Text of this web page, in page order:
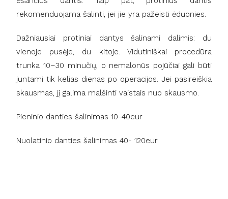
rekomenduojama šalinti, jei jie yra pažeisti ėduonies.
Dažniausiai protiniai dantys šalinami dalimis: du
vienoje pusėje, du kitoje. Vidutiniškai procedūra
trunka 10–30 minučių, o nemalonūs pojūčiai gali būti
juntami tik kelias dienas po operacijos. Jei pasireiškia
skausmas, jį galima malšinti vaistais nuo skausmo.
Pieninio danties šalinimas 10-40eur
Nuolatinio danties šalinimas 40- 120eur